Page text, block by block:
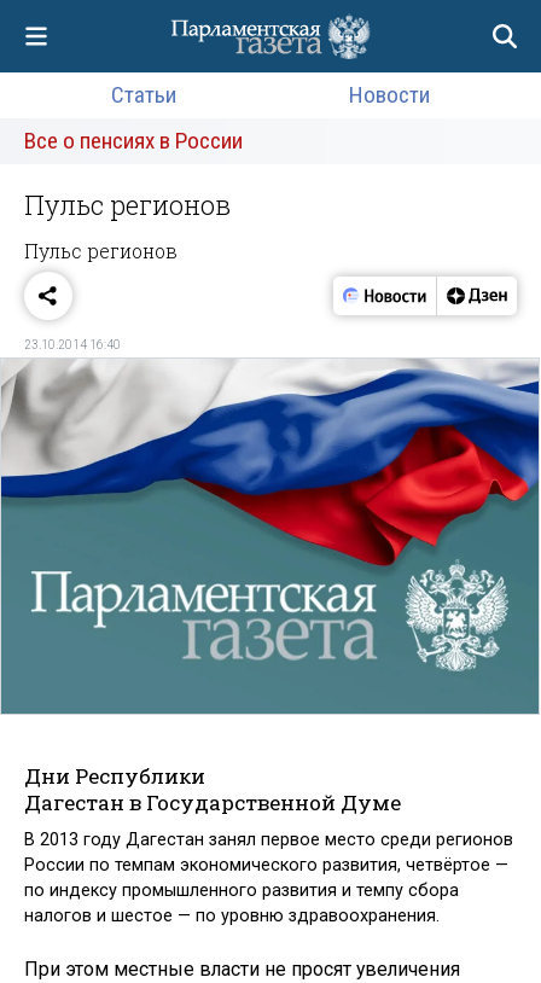
Статьи
Новости
Все о пенсиях в России
Пульс регионов
Пульс регионов
23.10.2014 16:40
Дни Республики
Дагестан в Государственной Думе
В 2013 году Дагестан занял первое место среди регионов
России по темпам экономического развития, четвёртое —
по индексу промышленного развития и темпу сбора
налогов и шестое — по уровню здравоохранения.
При этом местные власти не просят увеличения